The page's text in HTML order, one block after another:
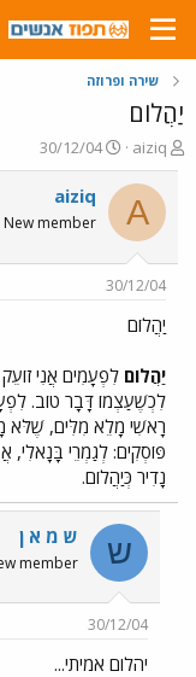
שירה ופרוזה
יַהֲלוֹם
פ
ו
ת
ח
ה
ש
א
aiziq
פ
ו
ס
30/12/04
A
aiziq
New member
30/12/04
יַהֲלוֹם
יַהֲלוֹם לִפְעָמִים אֲנִי
לִכְשֶׁעַצְמוֹ דָּבָר טוֹב.
רָאשִׁי מָלֵא מִלִּים, שֶׁלֹּא
פּוֹסְקִים: לְגַמְרֵי
נָדִיר כְּיַהֲלוֹם.
ש ש מ א ן
member
30/12/04
יהלום אמיתי...